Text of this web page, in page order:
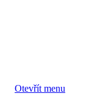
Otevřít menu